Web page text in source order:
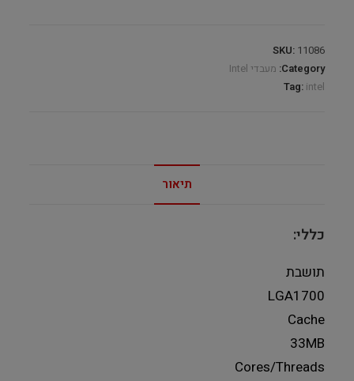
TRAY
quantity
SKU: 11086
Category: מעבדי Intel
Tag: intel
תיאור
כללי:
תושבת
LGA1700
Cache
33MB
Cores/Threads